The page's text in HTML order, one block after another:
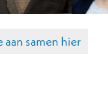
samen hier